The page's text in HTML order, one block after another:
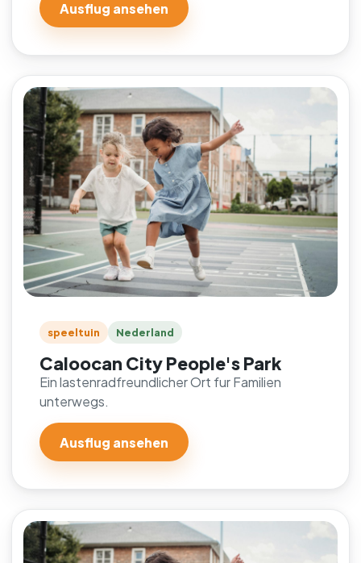
Ausflug ansehen
speeltuin Nederland
Caloocan City People's Park
Ein lastenradfreundlicher Ort fur Familien
unterwegs.
Ausflug ansehen